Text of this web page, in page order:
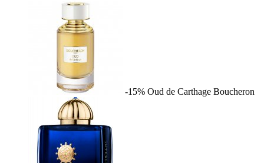
-15% Oud de Carthage Boucheron